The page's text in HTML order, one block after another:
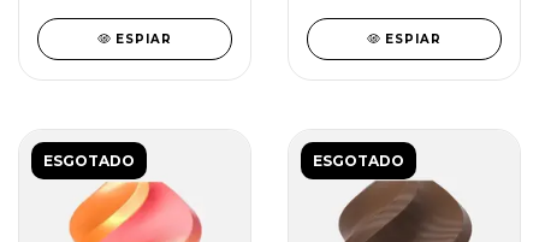
ESPIAR ESPIAR
ESGOTADO ESGOTADO